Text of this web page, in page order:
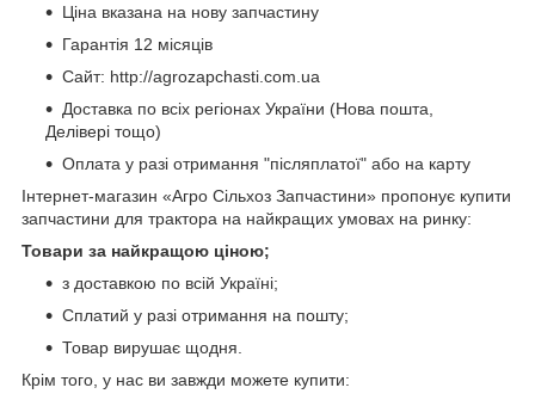
Ціна вказана на нову запчастину
Гарантія 12 місяців
Сайт: http://agrozapchasti.com.ua
Доставка по всіх регіонах України (Нова пошта,
Делівері тощо)
Оплата у разі отримання "післяплатої" або на карту
Інтернет-магазин «Агро Сільхоз Запчастини» пропонує купити
запчастини для трактора на найкращих умовах на ринку:
Товари за найкращою ціною;
з доставкою по всій Україні;
Сплатий у разі отримання на пошту;
Товар вирушає щодня.
Крім того, у нас ви завжди можете купити: